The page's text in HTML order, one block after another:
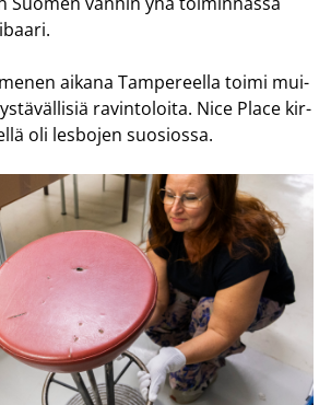
ai­ka­na Tam­pe­reel­la toimi mui­
ra­vin­to­loi­ta. Nice Place kir­
oli les­bo­jen suo­sios­sa.